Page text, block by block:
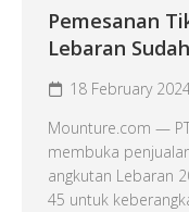
Pemesanan
Lebaran
18 February
Mounture.com —
membuka
angkutan Lebaran
45 untuk